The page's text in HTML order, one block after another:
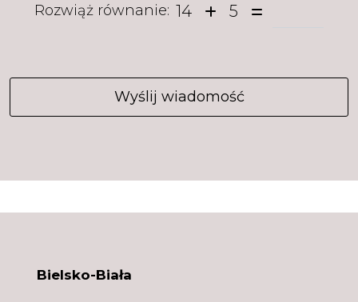
Rozwiąż równanie: 14 5
Bielsko-Biała